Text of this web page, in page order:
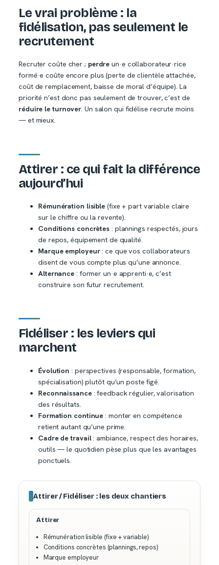
Le vrai problème : la
fidélisation, pas seulement le
recrutement
Recruter coûte cher ; perdre un·e collaborateur·rice
formé·e coûte encore plus (perte de clientèle attachée,
coût de remplacement, baisse de moral d’équipe). La
priorité n’est donc pas seulement de trouver, c’est de
réduire le turnover. Un salon qui fidélise recrute moins
— et mieux.
Attirer : ce qui fait la différence
aujourd’hui
Rémunération lisible (fixe + part variable claire
sur le chiffre ou la revente).
Conditions concrètes : plannings respectés, jours
de repos, équipement de qualité.
Marque employeur: ce que vos collaborateurs
disent de vous compte plus qu’une annonce.
Alternance : former un·e apprenti·e, c’est
construire son futur recrutement.
Fidéliser : les leviers qui
marchent
Évolution : perspectives (responsable, formation,
spécialisation) plutôt qu’un poste figé.
Reconnaissance: feedback régulier, valorisation
des résultats.
Formation continue : monter en compétence
retient autant qu’une prime.
Cadre de travail: ambiance, respect des horaires,
outils — le quotidien pèse plus que les avantages
ponctuels.
Attirer / Fidéliser : les deux chantiers
Attirer
Rémunération lisible (fixe + variable)
Conditions concrètes (plannings, repos)
Marque employeur